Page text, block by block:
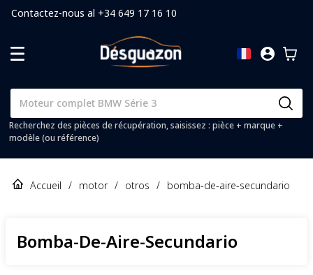
Contactez-nous al +34 649 17 16 10
Recherchez des pièces de récupération, saisissez : pièce + marque +
modèle (ou référence)
Accueil / motor / otros / bomba-de-aire-secundario
Bomba-De-Aire-Secundario